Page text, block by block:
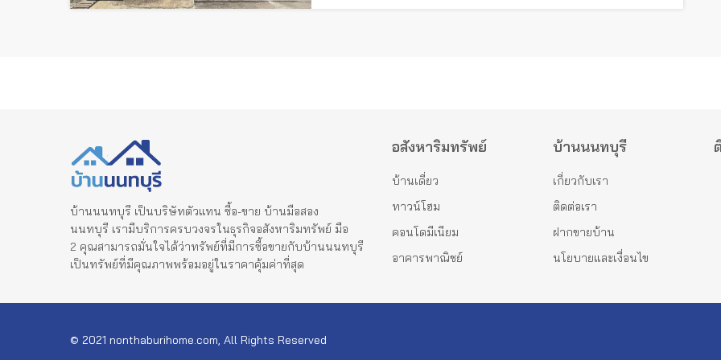
บ้านนนทบุรี เป็นบริษัทตัวแทน ซื้อ-ขาย บ้านมือสอง
นนทบุรี เรามีบริการครบวงจรในธุรกิจอสังหาริมทรัพย์ มือ
2 คุณสามารถมั่นใจได้ว่าทรัพย์ที่มีการซื้อขายกับบ้านนนทบุรี
เป็นทรัพย์ที่มีคุณภาพพร้อมอยู่ในราคาคุ้มค่าที่สุด
อสังหาริมทรัพย์
บ้านเดี่ยว
ทาวน์โฮม
คอนโดมีเนียม
อาคารพาณิชย์
บ้านนนทบุรี
เกี่ยวกับเรา
ติดต่อเรา
ฝากขายบ้าน
นโยบายและเงื่อนไข
© 2021 nonthaburihome.com, All Rights Reserved